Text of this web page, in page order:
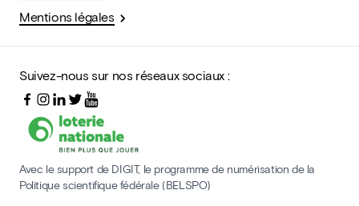
Mentions légales
Suivez-nous sur nos réseaux sociaux :
Avec le support de DIGIT, le programme de numérisation de la
Politique scientifique fédérale (BELSPO)